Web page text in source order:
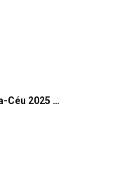
Céu 2025 …